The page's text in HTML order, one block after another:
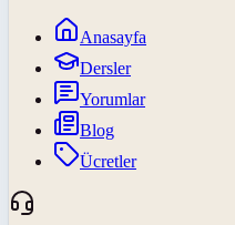
Anasayfa
Dersler
Yorumlar
Blog
Ücretler